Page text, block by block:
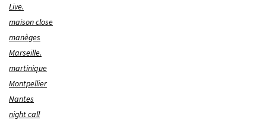
Live.
maison close
manèges
Marseille.
martinique
Montpellier
Nantes
night call